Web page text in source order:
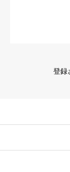
登録